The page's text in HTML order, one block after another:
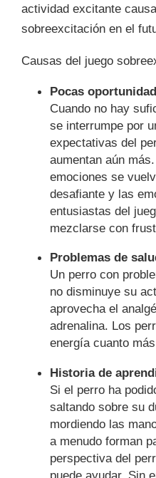
actividad excitante
sobreexcitación en el
Causas del juego
Pocas
Cuando no hay
se interrumpe por
expectativas del
aumentan aún
emociones se
desafiante y las
entusiastas del
mezclarse con
Problemas de
Un perro con
no disminuye su
aprovecha el
adrenalina. Los
energía cuanto
Historia de
Si el perro ha
saltando sobre su
mordiendo las
a menudo forman
perspectiva del
puede ayudar. Sin